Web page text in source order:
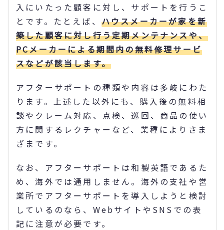
入にいたった顧客に対し、サポートを行うこ
とです。たとえば、 ハウスメーカーが家を新
築した顧客に対し行う定期メンテナンスや、
PCメーカーによる期間内の無料修理サービ
スなどが該当します。
アフターサポートの種類や内容は多岐にわた
ります。上述した以外にも、購入後の無料相
談やクレーム対応、点検、巡回、商品の使い
方に関するレクチャーなど、業種によりさま
ざまです。
なお、アフターサポートは和製英語であるた
め、海外では通用しません。海外の支社や営
業所でアフターサポートを導入しようと検討
しているのなら、WebサイトやSNSでの表
記に注意が必要です。